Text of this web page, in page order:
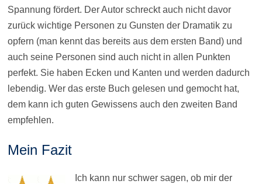
Spannung fördert. Der Autor schreckt auch nicht davor
zurück wichtige Personen zu Gunsten der Dramatik zu
opfern (man kennt das bereits aus dem ersten Band) und
auch seine Personen sind auch nicht in allen Punkten
perfekt. Sie haben Ecken und Kanten und werden dadurch
lebendig. Wer das erste Buch gelesen und gemocht hat,
dem kann ich guten Gewissens auch den zweiten Band
empfehlen.
Mein Fazit
Ich kann nur schwer sagen, ob mir der